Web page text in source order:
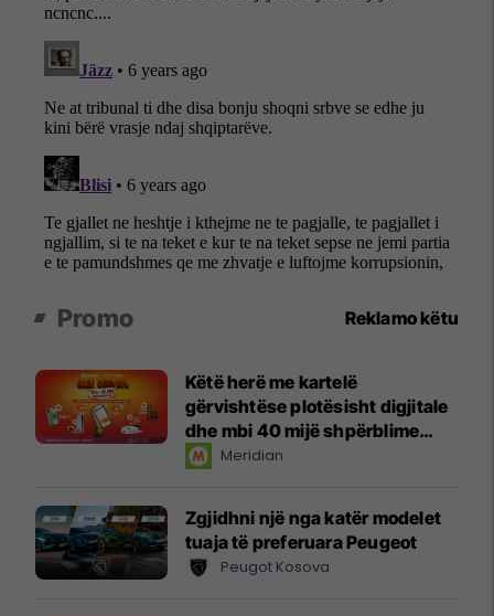
Promo Reklamo këtu
Këtë herë me kartelë
gërvishtëse plotësisht digjitale
dhe mbi 40 mijë shpërblime
instant!Meridian
Zgjidhni një nga katër modelet
tuaja të preferuara Peugeot
Peugot Kosova